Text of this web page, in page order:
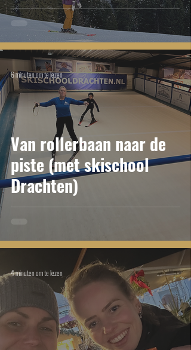
Van rollerbaan naar de
piste (met skischool
Drachten)
6 minuten om te lezen
4 minuten om te lezen